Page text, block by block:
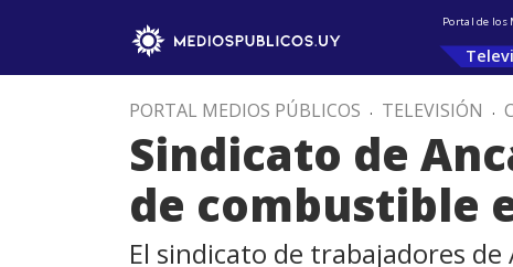
Portal de los
PORTAL MEDIOS PÚBLICOS . TELEVISIÓN .
Sindicato de
de combustible
El sindicato de trabajadores